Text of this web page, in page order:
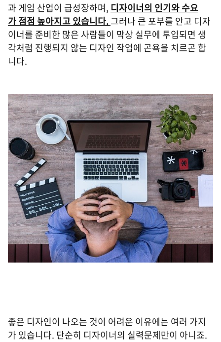
과 게임 산업이 급성장하며, 디자이너의 인기와 수요
가 점점 높아지고 있습니다.그러나 큰 포부를 안고 디자
이너를 준비한 많은 사람들이 막상 실무에 투입되면 생
각처럼 진행되지 않는 디자인 작업에 곤욕을 치르곤 합
니다.
좋은 디자인이 나오는 것이 어려운 이유에는 여러 가지
가 있습니다. 단순히 디자이너의 실력문제만이 아니죠.